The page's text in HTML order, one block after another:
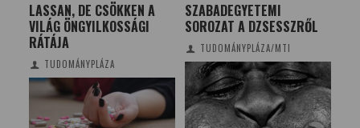
DE CSÖKKEN A
ÖNGYILKOSSÁGI
TUDOMÁNYPLÁZA
SZABADEGYETEMI
SOROZAT A DZSESSZRŐL
TUDOMÁNYPLÁZA/MTI